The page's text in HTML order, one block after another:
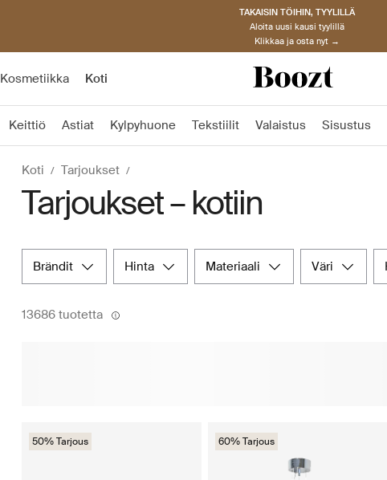
TAKAISIN TÖIHIN, TYYLILLÄ
Aloita uusi kausi tyylillä
Klikkaa ja osta nyt →
Kosmetiikka Koti
Keittiö Astiat Kylpyhuone Tekstiilit Valaistus Sisustus
Koti Tarjoukset
Tarjoukset – kotiin
brändit hinta materiaali väri
13686 tuotetta
50% Tarjous 60% Tarjous